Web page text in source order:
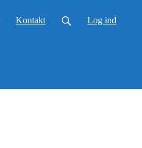
Kontakt Log ind